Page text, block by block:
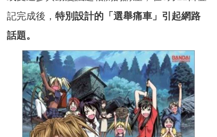
記完成後，特別設計的「選舉痛車」引起網路
話題。